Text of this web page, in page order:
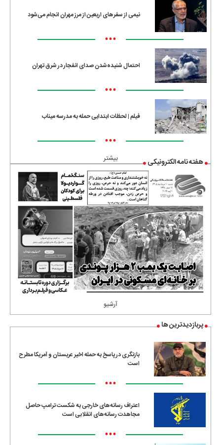
نیمی از سفرهای اربعین از مرز مهران انجام می‌شود
•••
احتمال شنیده‌شدن صدای انفجار در شرق تهران
•••
فیلم | لحظات ابتدایی حمله به مدرسه میناب
•••
بیشتر هفته نامه الکترونیکی
آرشیو
پربازدیدترین ها
بازنگری در پاسخ به حمله اخیر عربستان و آمریکا مطرح
است
•••
اعتراف رسانه‌های خارجی به شکست ترامپ حاصل
مجاهدت رسانه‌های انقلابی است
•••